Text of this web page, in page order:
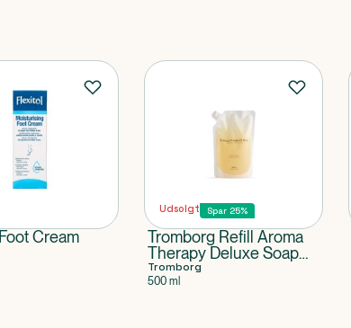
Cream
Udsolgt Spar 25%
Tromborg Refill Aroma
Therapy Deluxe Soap
20th Anniversary
Tromborg
500 ml